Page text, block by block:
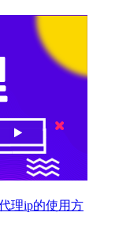
理ip的使用方